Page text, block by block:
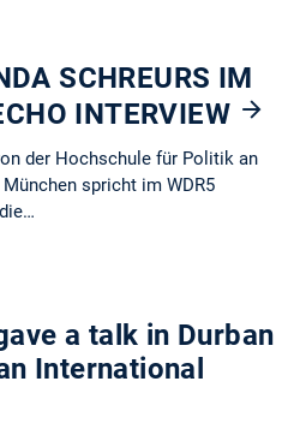
SCHREURS IM
INTERVIEW
der Hochschule für Politik an
spricht im WDR5
a talk in Durban
International